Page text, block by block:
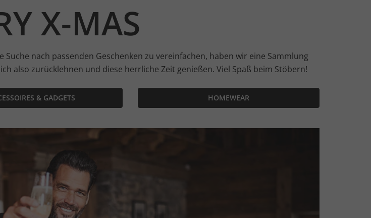
X-MAS
nach passenden Geschenken zu vereinfachen, haben wir eine Sammlung
also zurücklehnen und diese herrliche Zeit genießen. Viel Spaß beim Stöbern!
& GADGETS HOMEWEAR